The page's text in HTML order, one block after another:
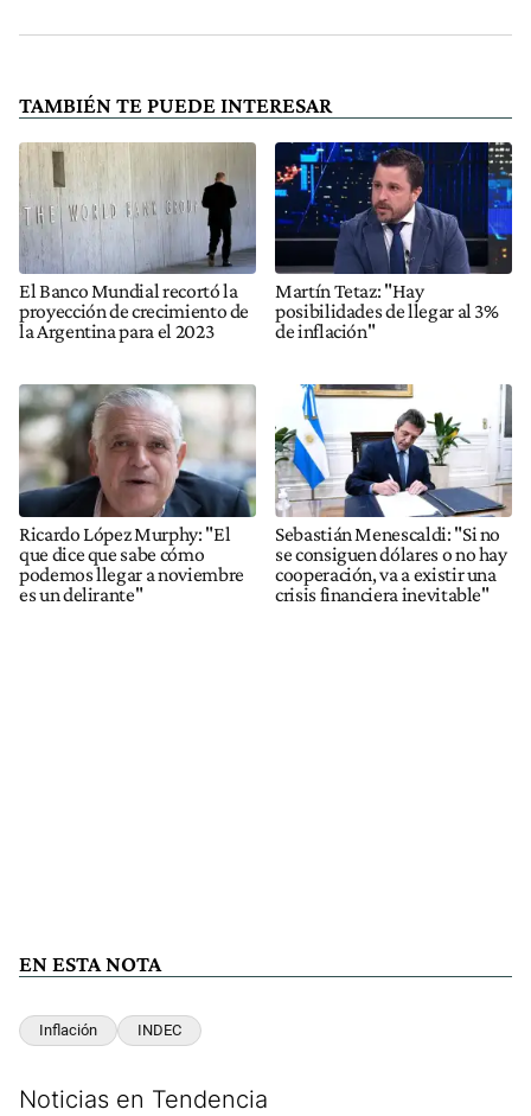
TAMBIÉN TE PUEDE INTERESAR
El Banco Mundial recortó la
proyección de crecimiento de
la Argentina para el 2023
Martín Tetaz: "Hay
posibilidades de llegar al 3%
de inflación"
Ricardo López Murphy: "El
que dice que sabe cómo
podemos llegar a noviembre
es un delirante"
Sebastián Menescaldi: "Si no
se consiguen dólares o no hay
cooperación, va a existir una
crisis financiera inevitable"
EN ESTA NOTA
Inflación INDEC
Noticias en Tendencia